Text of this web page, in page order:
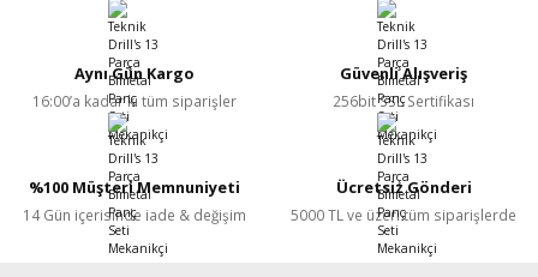
Aynı Gün Kargo
16:00’a kadar ki tüm siparişler
Güvenli Alışveriş
256bit SSL Sertifikası
%100 Müşteri Memnuniyeti
14 Gün içerisinde iade & değişim
Ücretsiz Gönderi
5000 TL ve üzeri tüm siparişlerde